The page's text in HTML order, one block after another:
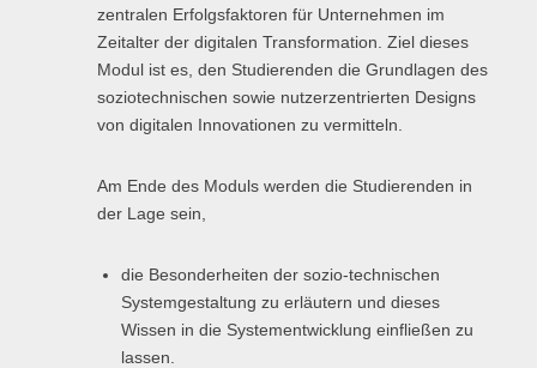
zentralen Erfolgsfaktoren für Unternehmen im
Zeitalter der digitalen Transformation. Ziel dieses
Modul ist es, den Studierenden die Grundlagen des
soziotechnischen sowie nutzerzentrierten Designs
von digitalen Innovationen zu vermitteln.
Am Ende des Moduls werden die Studierenden in
der Lage sein,
die Besonderheiten der sozio-technischen
Systemgestaltung zu erläutern und dieses
Wissen in die Systementwicklung einfließen zu
lassen.